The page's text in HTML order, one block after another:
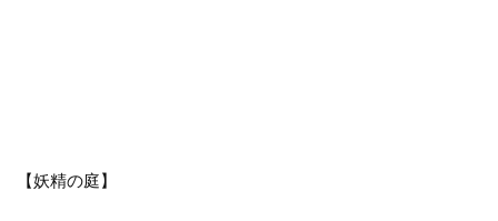
【妖精の庭】